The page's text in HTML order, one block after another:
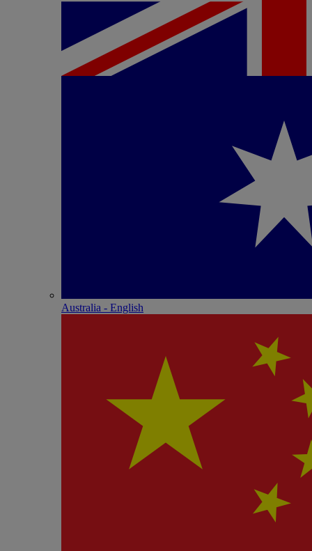
Australia - English